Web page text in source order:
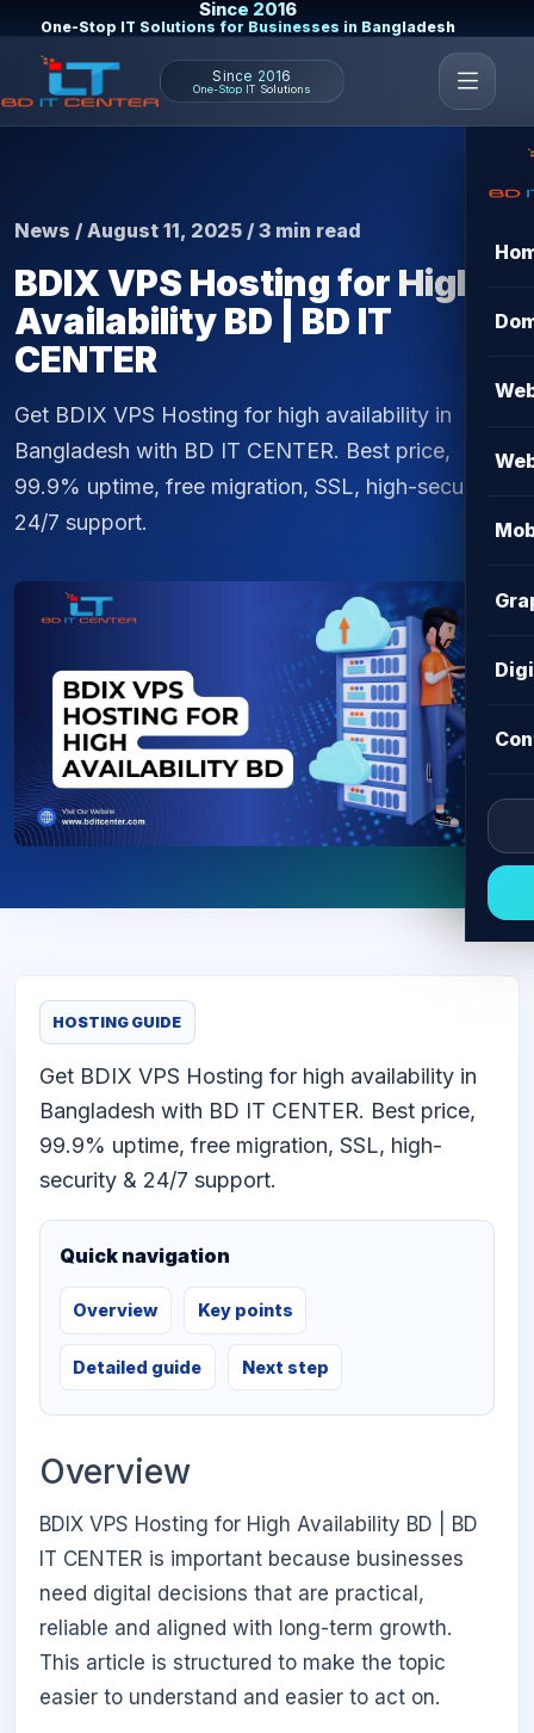
Since 2016
One-Stop IT Solutions for Businesses in Bangladesh
Since 2016
One-Stop IT Solutions
News / August 11, 2025 / 3 min read
BDIX VPS Hosting for High
Availability BD | BD IT
CENTER
Get BDIX VPS Hosting for high availability in
Bangladesh with BD IT CENTER. Best price,
99.9% uptime, free migration, SSL, high-security &
24/7 support.
HOSTING GUIDE
Get BDIX VPS Hosting for high availability in
Bangladesh with BD IT CENTER. Best price,
99.9% uptime, free migration, SSL, high-
security & 24/7 support.
Quick navigation
Overview Key points
Detailed guide Next step
Overview
BDIX VPS Hosting for High Availability BD | BD
IT CENTER is important because businesses
need digital decisions that are practical,
reliable and aligned with long-term growth.
This article is structured to make the topic
easier to understand and easier to act on.